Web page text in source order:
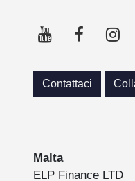
Contattaci
Malta
ELP Finance LTD